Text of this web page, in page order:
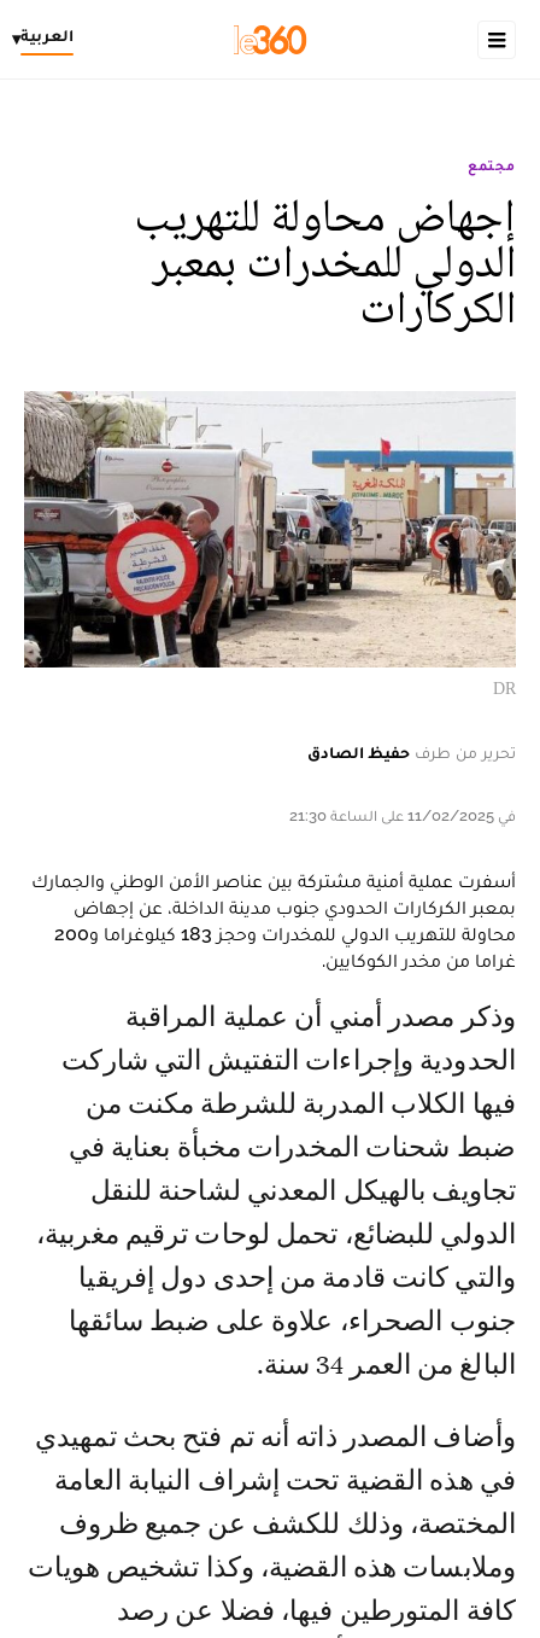
العربية▾
مجتمع
إجهاض محاولة للتهريب
الدولي للمخدرات بمعبر
الكركارات
DR
تحرير من طرف حفيظ الصادق
في 11/02/2025 على الساعة 21:30
أسفرت عملية أمنية مشتركة بين عناصر الأمن الوطني والجمارك
بمعبر الكركارات الحدودي جنوب مدينة الداخلة، عن إجهاض
محاولة للتهريب الدولي للمخدرات وحجز 183 كيلوغراما و200
غراما من مخدر الكوكايين.
وذكر مصدر أمني أن عملية المراقبة
الحدودية وإجراءات التفتيش التي شاركت
فيها الكلاب المدربة للشرطة مكنت من
ضبط شحنات المخدرات مخبأة بعناية في
تجاويف بالهيكل المعدني لشاحنة للنقل
الدولي للبضائع، تحمل لوحات ترقيم مغربية،
والتي كانت قادمة من إحدى دول إفريقيا
جنوب الصحراء، علاوة على ضبط سائقها
البالغ من العمر 34 سنة.
وأضاف المصدر ذاته أنه تم فتح بحث تمهيدي
في هذه القضية تحت إشراف النيابة العامة
المختصة، وذلك للكشف عن جميع ظروف
وملابسات هذه القضية، وكذا تشخيص هويات
كافة المتورطين فيها، فضلا عن رصد